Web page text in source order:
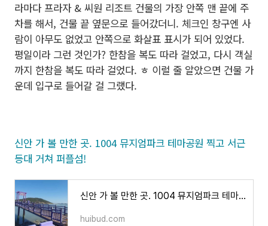
라마다 프라자 & 씨원 리조트 건물의 가장 안쪽 맨 끝에 주
차를 해서, 건물 끝 옆문으로 들어갔더니. 체크인 창구엔 사
람이 아무도 없었고 안쪽으로 화살표 표시가 되어 있었다.
평일이라 그런 것인가? 한참을 복도 따라 걸었고, 다시 객실
까지 한참을 복도 따라 걸었다. ㅎ 이럴 줄 알았으면 건물 가
운데 입구로 들어갈 걸 그랬다.
신안 가 볼 만한 곳. 1004 뮤지엄파크 테마공원 찍고 서근
등대 거쳐 퍼플섬!
신안 가 볼 만한 곳. 1004 뮤지엄파크 테마공원 찍고 서근 등대 거쳐 퍼플섬!
huibud.com